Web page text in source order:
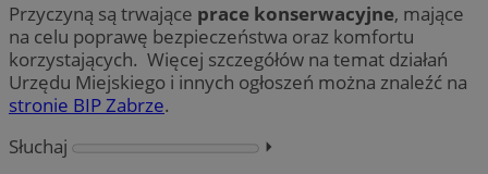
Przyczyną są trwające prace konserwacyjne, mające
na celu poprawę bezpieczeństwa oraz komfortu
korzystających. Więcej szczegółów na temat działań
Urzędu Miejskiego i innych ogłoszeń można znaleźć na
stronie BIP Zabrze.
Słuchaj
⏵︎